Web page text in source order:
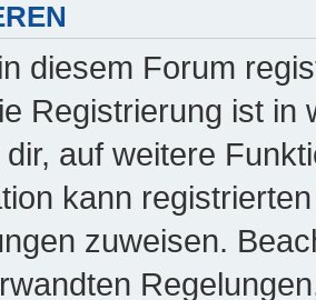
diesem Forum
Registrierung ist in
auf weitere
kann
zuweisen.